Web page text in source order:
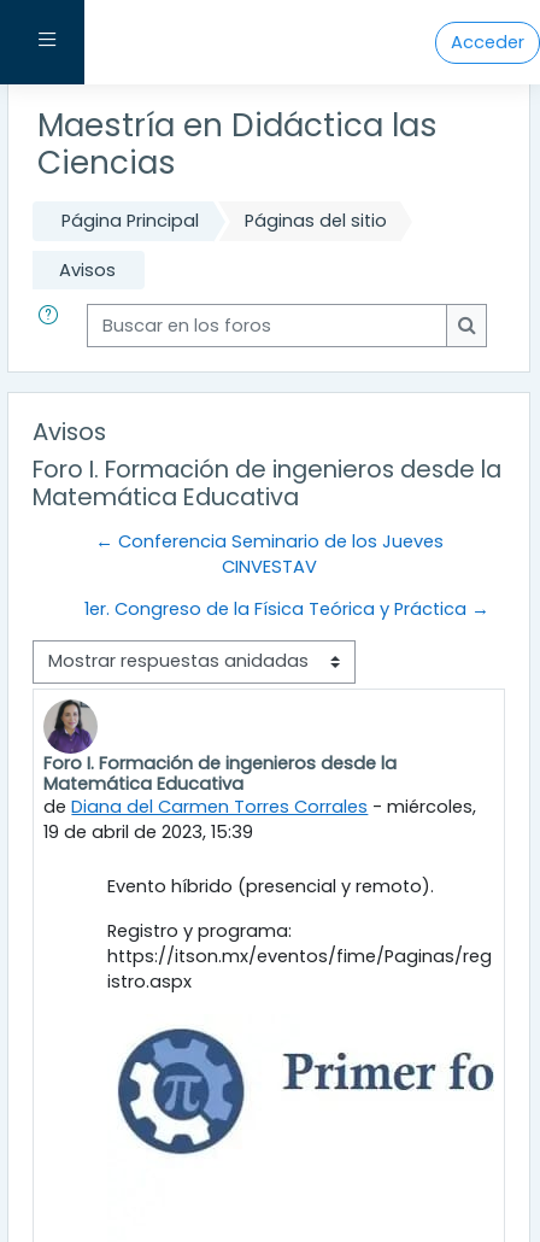
Panel lateral Acceder
Maestría en Didáctica las
Ciencias
Página Principal Páginas del sitio
Avisos
Buscar en los foros
Buscar
Avisos
Foro I. Formación de ingenieros desde la
Matemática Educativa
← Conferencia Seminario de los Jueves
CINVESTAV
1er. Congreso de la Física Teórica y Práctica →
Mostrar modo
Foro I. Formación de ingenieros desde la
Matemática Educativa
deDiana del Carmen Torres Corrales -miércoles,
19 de abril de 2023, 15:39
Número de respuestas: 0
Evento híbrido (presencial y remoto).
Registro y programa:
https://itson.mx/eventos/fime/Paginas/reg
istro.aspx